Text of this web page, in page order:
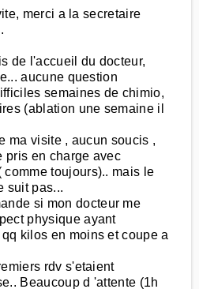
merci a la secretaire
de l'accueil du docteur,
aucune question
semaines de chimio,
(ablation une semaine il
ma visite , aucun soucis ,
pris en charge avec
toujours).. mais le
suit pas...
si mon docteur me
physique ayant
kilos en moins et coupe a
rdv s'etaient
Beaucoup d 'attente (1h